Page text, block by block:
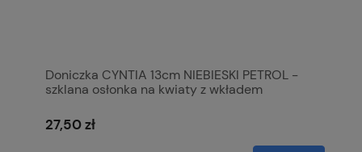
Doniczka CYNTIA 13cm NIEBIESKI PETROL -
szklana osłonka na kwiaty z wkładem
27,50 zł